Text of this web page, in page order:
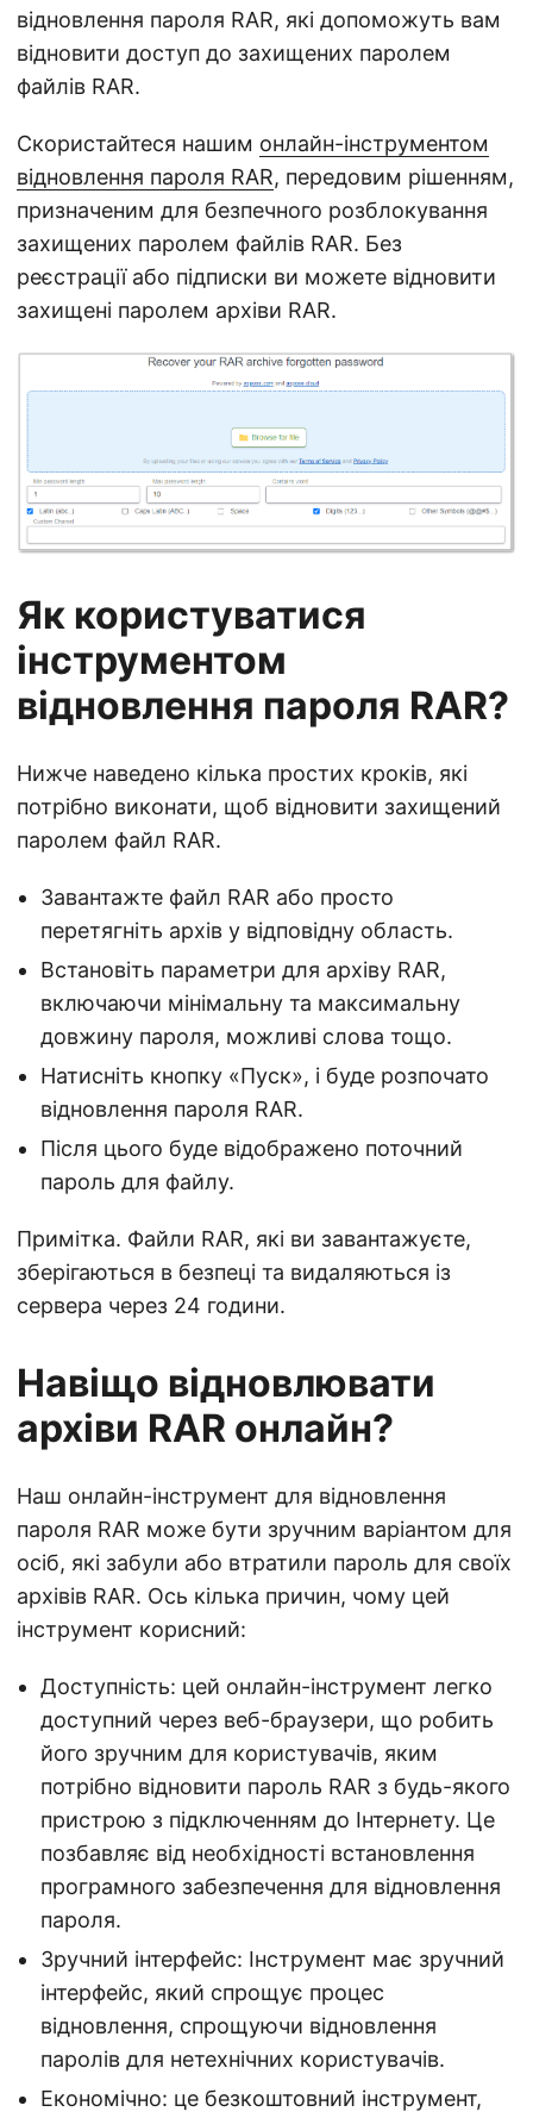
відновлення пароля RAR, які допоможуть вам
відновити доступ до захищених паролем
файлів RAR.
Скористайтеся нашим онлайн-інструментом
відновлення пароля RAR, передовим рішенням,
призначеним для безпечного розблокування
захищених паролем файлів RAR. Без
реєстрації або підписки ви можете відновити
захищені паролем архіви RAR.
Як користуватися
інструментом
відновлення пароля RAR?
Нижче наведено кілька простих кроків, які
потрібно виконати, щоб відновити захищений
паролем файл RAR.
Завантажте файл RAR або просто
перетягніть архів у відповідну область.
Встановіть параметри для архіву RAR,
включаючи мінімальну та максимальну
довжину пароля, можливі слова тощо.
Натисніть кнопку «Пуск», і буде розпочато
відновлення пароля RAR.
Після цього буде відображено поточний
пароль для файлу.
Примітка. Файли RAR, які ви завантажуєте,
зберігаються в безпеці та видаляються із
сервера через 24 години.
Навіщо відновлювати
архіви RAR онлайн?
Наш онлайн-інструмент для відновлення
пароля RAR може бути зручним варіантом для
осіб, які забули або втратили пароль для своїх
архівів RAR. Ось кілька причин, чому цей
інструмент корисний:
Доступність: цей онлайн-інструмент легко
доступний через веб-браузери, що робить
його зручним для користувачів, яким
потрібно відновити пароль RAR з будь-якого
пристрою з підключенням до Інтернету. Це
позбавляє від необхідності встановлення
програмного забезпечення для відновлення
пароля.
Зручний інтерфейс: Інструмент має зручний
інтерфейс, який спрощує процес
відновлення, спрощуючи відновлення
паролів для нетехнічних користувачів.
Економічно: це безкоштовний інструмент,